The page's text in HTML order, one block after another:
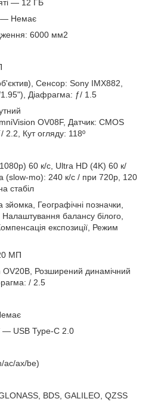
— 12 ГБ
— Немає
6000 мм2
Сенсор: Sony IMX882,
Діафрагма: ƒ/ 1.5
OV08F, Датчик: CMOS
Кут огляду: 118º
60 к/с, Ultra HD (4K) 60 к/
(slow-mo): 240 к/с / при 720p, 120
стабіл
Географічні позначки,
Налаштування балансу білого,
експозиції, Режим
МП
Розширений динамічний
/ 2.5
— USB Type-C 2.0
ac/ax/be)
BDS, GALILEO, QZSS